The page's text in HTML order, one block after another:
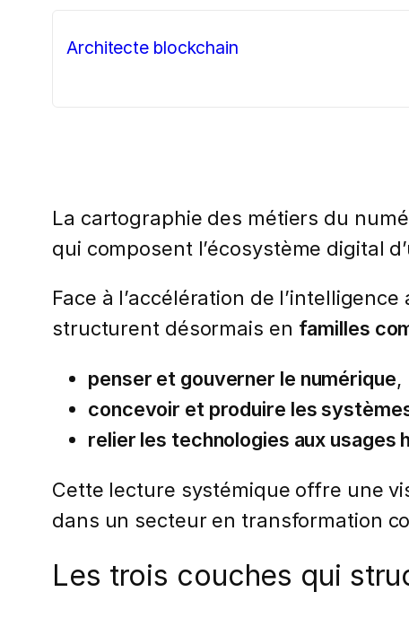
Architecte blockchain
publications
La cartographie des métiers du
qui composent l’écosystème digital
Face à l’accélération de
structurent désormais en familles
penser et gouverner le numérique,
concevoir et produire les
relier les technologies aux usages
Cette lecture systémique offre une
dans un secteur en transformation
Les trois couches qui